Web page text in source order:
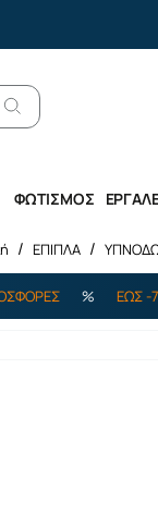
ΦΩΤΙΣΜΟΣ
ΕΠΙΠΛΑ
% ΕΩΣ -70%